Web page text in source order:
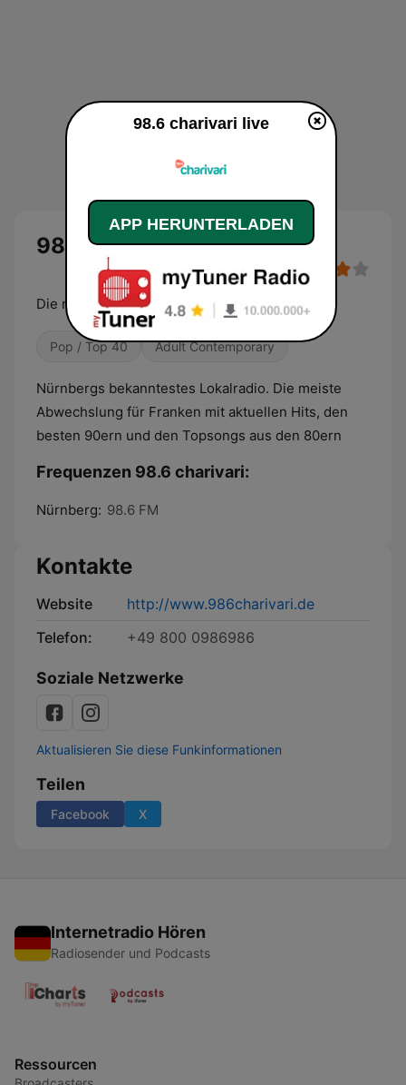
98.6 charivari Live
Die meiste Abwechlung für Franken
Pop / Top 40 Adult Contemporary
Nürnbergs bekanntestes Lokalradio. Die meiste
Abwechslung für Franken mit aktuellen Hits, den
besten 90ern und den Topsongs aus den 80ern
Frequenzen 98.6 charivari:
Nürnberg: 98.6 FM
Kontakte
Website
http://www.986charivari.de
Telefon:
+49 800 0986986
Soziale Netzwerke
Aktualisieren Sie diese Funkinformationen
Teilen
Facebook X
Internetradio Hören
Radiosender und Podcasts
Ressourcen
98.6 charivari live
APP HERUNTERLADEN